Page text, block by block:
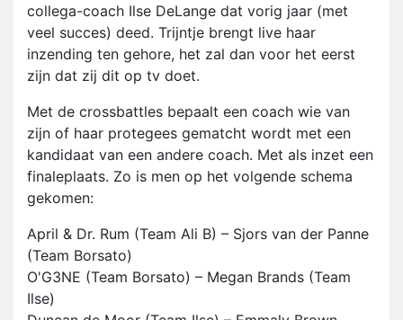
collega-coach Ilse DeLange dat vorig jaar (met
veel succes) deed. Trijntje brengt live haar
inzending ten gehore, het zal dan voor het eerst
zijn dat zij dit op tv doet.
Met de crossbattles bepaalt een coach wie van
zijn of haar protegees gematcht wordt met een
kandidaat van een andere coach. Met als inzet een
finaleplaats. Zo is men op het volgende schema
gekomen:
April & Dr. Rum (Team Ali B) – Sjors van der Panne
(Team Borsato)
O'G3NE (Team Borsato) – Megan Brands (Team
Ilse)